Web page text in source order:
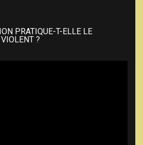
PRATIQUE-T-ELLE LE
?